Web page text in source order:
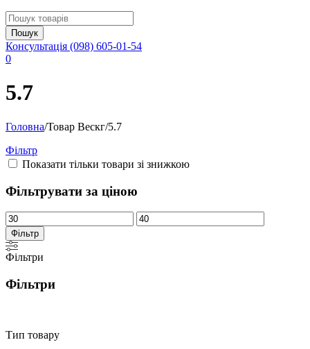
Консультація (098) 605-01-54
0
5.7
Головна/Товар Вескг/5.7
Фільтр
Показати тільки товари зі знижкою
Фільтрувати за ціною
Мінімальна
ціна
Найбільша
ціна
Фільтр
Фільтри
Фільтри
Тип товару